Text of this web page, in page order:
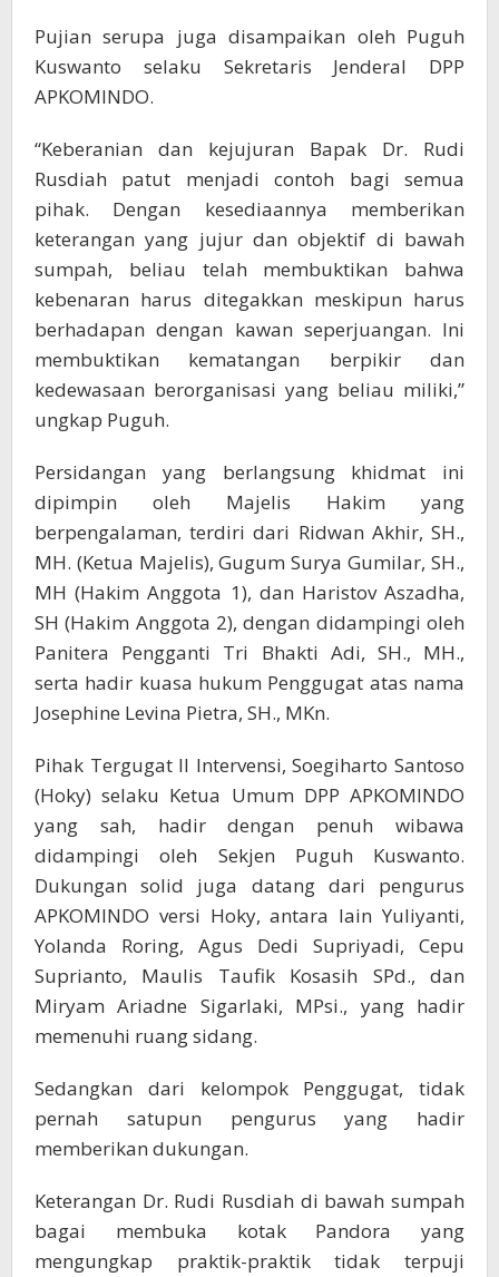
Pujian serupa juga disampaikan oleh Puguh
Kuswanto selaku Sekretaris Jenderal DPP
APKOMINDO.
“Keberanian dan kejujuran Bapak Dr. Rudi
Rusdiah patut menjadi contoh bagi semua
pihak. Dengan kesediaannya memberikan
keterangan yang jujur dan objektif di bawah
sumpah, beliau telah membuktikan bahwa
kebenaran harus ditegakkan meskipun harus
berhadapan dengan kawan seperjuangan. Ini
membuktikan kematangan berpikir dan
kedewasaan berorganisasi yang beliau miliki,”
ungkap Puguh.
Persidangan yang berlangsung khidmat ini
dipimpin oleh Majelis Hakim yang
berpengalaman, terdiri dari Ridwan Akhir, SH.,
MH. (Ketua Majelis), Gugum Surya Gumilar, SH.,
MH (Hakim Anggota 1), dan Haristov Aszadha,
SH (Hakim Anggota 2), dengan didampingi oleh
Panitera Pengganti Tri Bhakti Adi, SH., MH.,
serta hadir kuasa hukum Penggugat atas nama
Josephine Levina Pietra, SH., MKn.
Pihak Tergugat II Intervensi, Soegiharto Santoso
(Hoky) selaku Ketua Umum DPP APKOMINDO
yang sah, hadir dengan penuh wibawa
didampingi oleh Sekjen Puguh Kuswanto.
Dukungan solid juga datang dari pengurus
APKOMINDO versi Hoky, antara lain Yuliyanti,
Yolanda Roring, Agus Dedi Supriyadi, Cepu
Suprianto, Maulis Taufik Kosasih SPd., dan
Miryam Ariadne Sigarlaki, MPsi., yang hadir
memenuhi ruang sidang.
Sedangkan dari kelompok Penggugat, tidak
pernah satupun pengurus yang hadir
memberikan dukungan.
Keterangan Dr. Rudi Rusdiah di bawah sumpah
bagai membuka kotak Pandora yang
mengungkap praktik-praktik tidak terpuji